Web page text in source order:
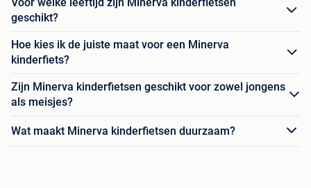
Voor welke leeftijd zijn Minerva kinderfietsen
geschikt?
Hoe kies ik de juiste maat voor een Minerva
kinderfiets?
Zijn Minerva kinderfietsen geschikt voor zowel jongens
als meisjes?
Wat maakt Minerva kinderfietsen duurzaam?